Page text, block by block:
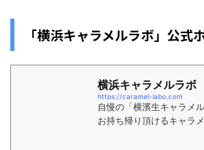
「横浜キャラメルラボ」公式
横浜キャラメルラボ
https://caramel-labo.com
自慢の「横濱生キャラメ
お持ち帰り頂けるキャラ
し上がり頂けるプリン・